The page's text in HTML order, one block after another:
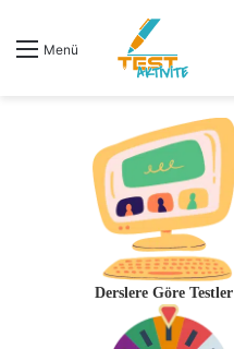
Menü
Derslere Göre Testler